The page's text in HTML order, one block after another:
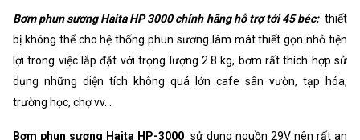
Bơm phun sương Haita HP 3000 chính hãng hỗ trợ tới 45 béc: thiết
bị không thể cho hệ thống phun sương làm mát thiết gọn nhỏ tiện
lợi trong việc lắp đặt với trọng lượng 2.8 kg, bơm rất thích hợp sử
dụng những diện tích không quá lớn cafe sân vườn, tạp hóa,
trường học, chợ vv...
Bơm phun sương Haita HP-3000 sử dụng nguồn 29V nên rất an